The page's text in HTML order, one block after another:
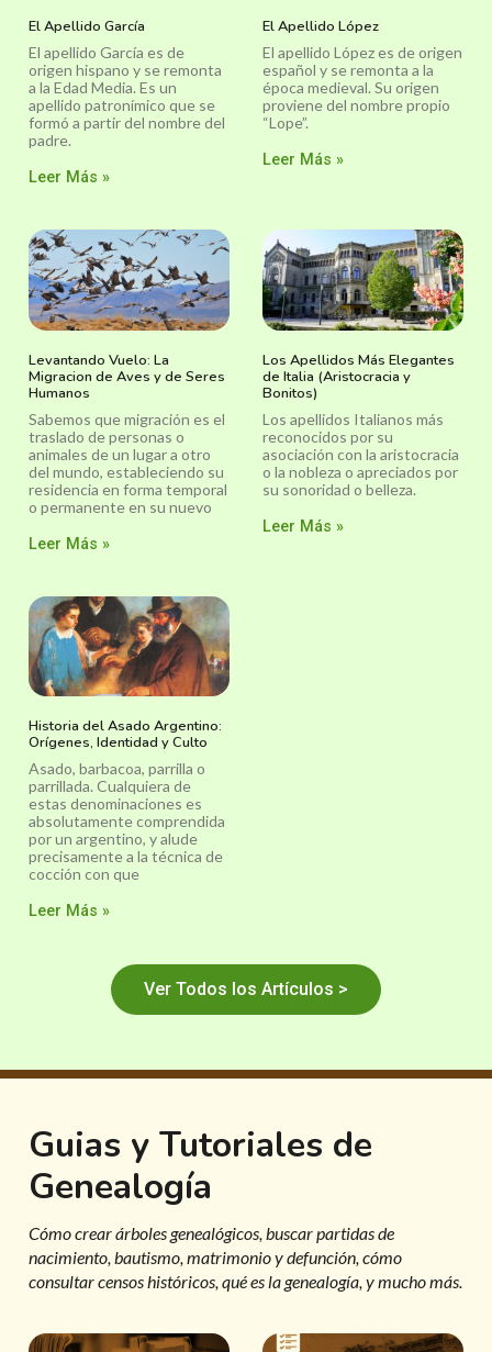
El Apellido García
El apellido García es de
origen hispano y se remonta
a la Edad Media. Es un
apellido patronímico que se
formó a partir del nombre del
padre.
Leer Más »
El Apellido López
El apellido López es de origen
español y se remonta a la
época medieval. Su origen
proviene del nombre propio
“Lope”.
Leer Más »
Levantando Vuelo: La
Migracion de Aves y de Seres
Humanos
Sabemos que migración es el
traslado de personas o
animales de un lugar a otro
del mundo, estableciendo su
residencia en forma temporal
o permanente en su nuevo
Leer Más »
Los Apellidos Más Elegantes
de Italia (Aristocracia y
Bonitos)
Los apellidos Italianos más
reconocidos por su
asociación con la aristocracia
o la nobleza o apreciados por
su sonoridad o belleza.
Leer Más »
Historia del Asado Argentino:
Orígenes, Identidad y Culto
Asado, barbacoa, parrilla o
parrillada. Cualquiera de
estas denominaciones es
absolutamente comprendida
por un argentino, y alude
precisamente a la técnica de
cocción con que
Leer Más »
Ver Todos los Artículos >
Guias y Tutoriales de
Genealogía
Cómo crear árboles genealógicos, buscar partidas de
nacimiento, bautismo, matrimonio y defunción, cómo
consultar censos históricos, qué es la genealogía, y mucho más.